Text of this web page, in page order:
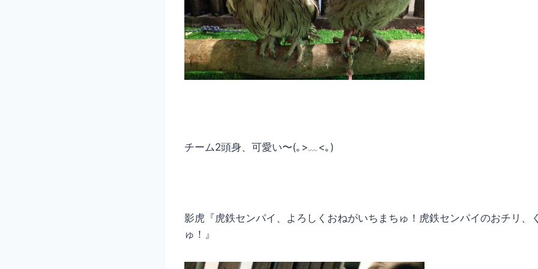
チーム2頭身、可愛い〜(｡>﹏<｡)
影虎『虎鉄センパイ、よろしくおねがいちまちゅ！虎鉄センパイのおチリ、
ゅ！』